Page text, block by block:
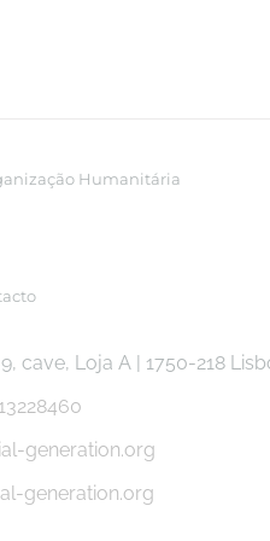
Humanitária
cave, Loja A | 1750-218
generation.org
generation.org